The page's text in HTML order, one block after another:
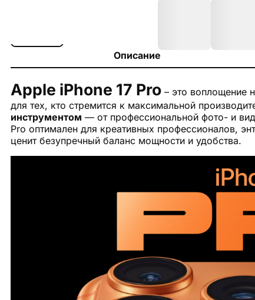
Описание
Apple iPhone 17 Pro – это воплощение
для тех, кто стремится к максимальной
инструментом — от профессиональной фото- и
Pro оптимален для креативных профессионалов,
ценит безупречный баланс мощности и удобства.